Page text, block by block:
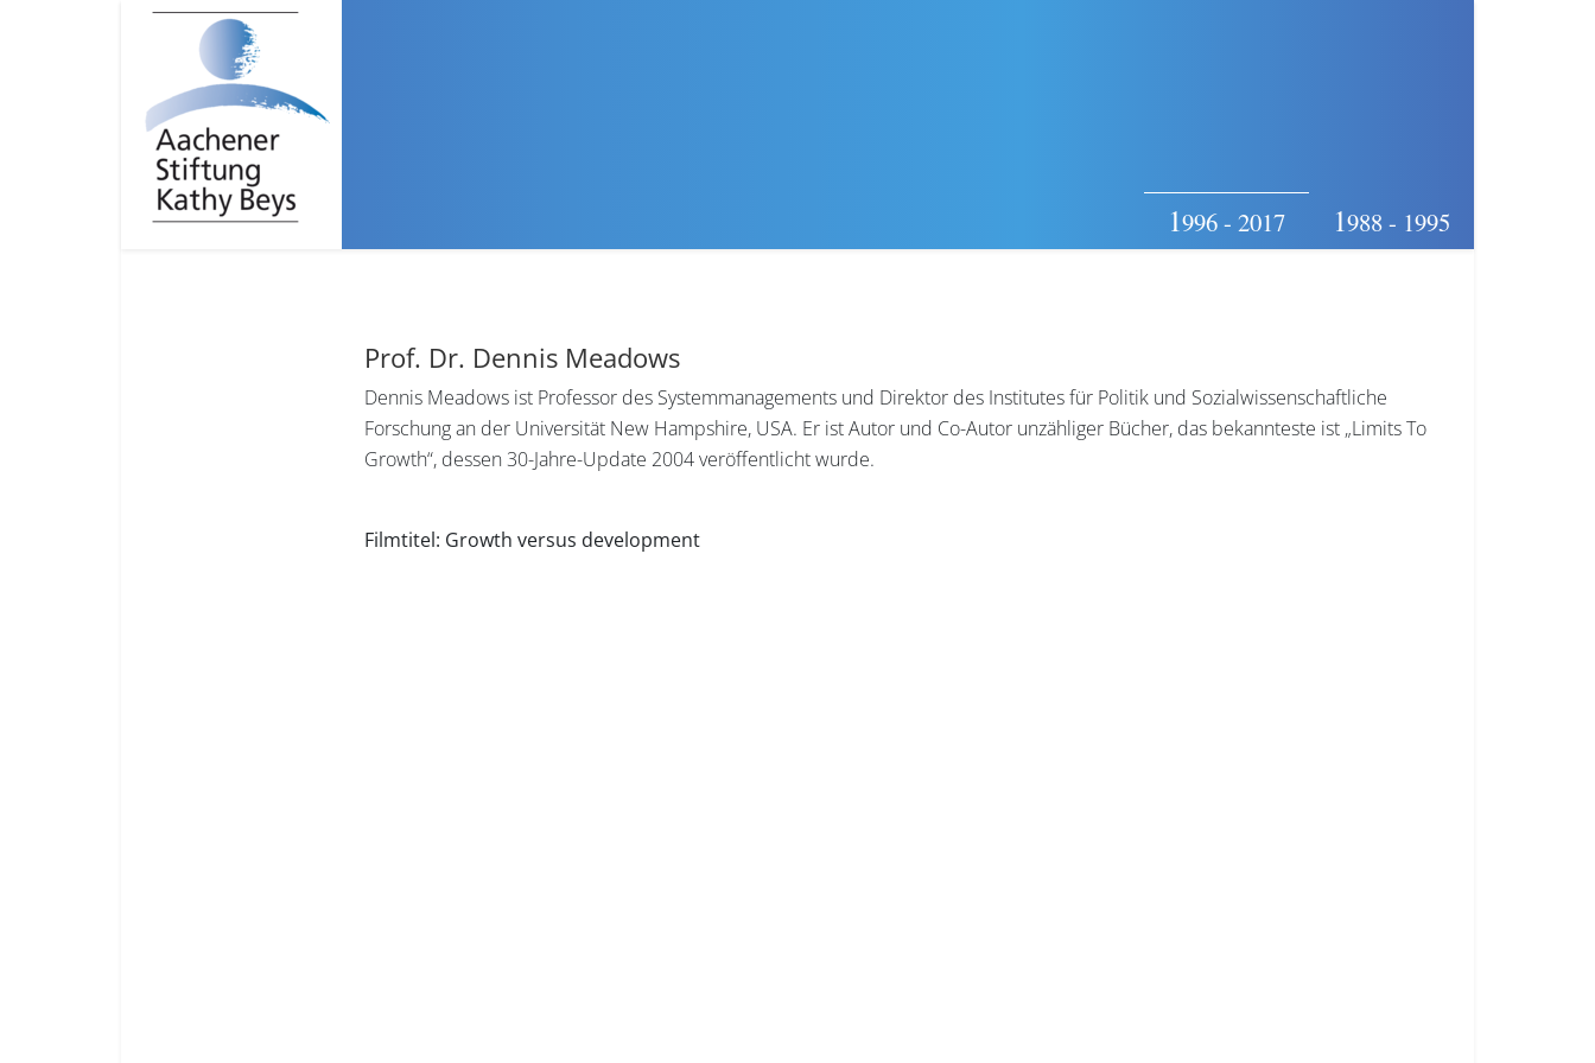
1996 - 2017 1988 - 1995
Prof. Dr. Dennis Meadows
Dennis Meadows ist Professor des Systemmanagements und Direktor des Institutes für Politik und Sozialwissenschaftliche
Forschung an der Universität New Hampshire, USA. Er ist Autor und Co-Autor unzähliger Bücher, das bekannteste ist „Limits To
Growth“, dessen 30-Jahre-Update 2004 veröffentlicht wurde.
Filmtitel: Growth versus development